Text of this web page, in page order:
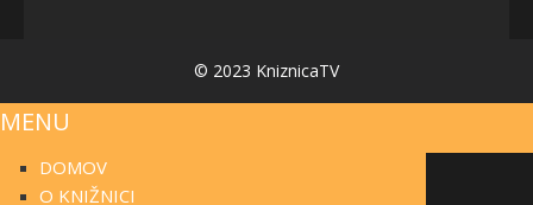
© 2023 KniznicaTV
MENU
DOMOV
O KNIŽNICI